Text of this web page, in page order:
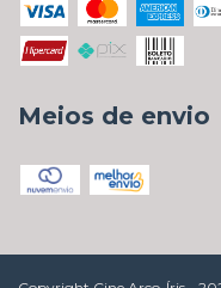
Meios de envio